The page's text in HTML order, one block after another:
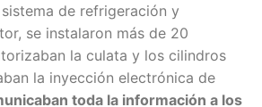
de refrigeración y
se instalaron más de 20
la culata y los cilindros
la inyección electrónica de
toda la información a los